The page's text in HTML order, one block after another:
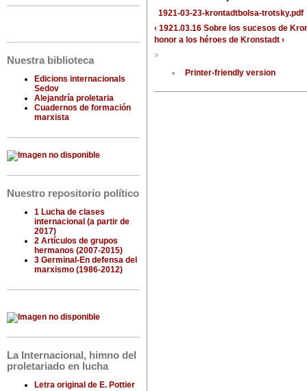
Nuestra biblioteca
Edicions internacionals
Sedov
Alejandría proletaria
Cuadernos de formación
marxista
Nuestro repositorio político
1 Lucha de clases
internacional (a partir de
2017)
2 Artículos de grupos
hermanos (2007-2015)
3 Germinal-En defensa del
marxismo (1986-2012)
La Internacional, himno del
proletariado en lucha
Letra original de E. Pottier
1921-03-23-krontadtbolsa-trotsky.pdf
‹ 1921.03.16 Sobre los sucesos de
honor a los héroes de Kronstadt ›
»
Printer-friendly version